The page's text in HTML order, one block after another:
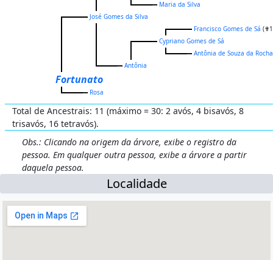
Maria da Silva
José Gomes da Silva
Francisco Gomes de Sá
Cypriano Gomes de Sá
Antônia de Souza da Rocha
Antônia
Fortunato
Rosa
Total de Ancestrais: 11 (máximo = 30: 2 avós, 4 bisavós, 8
trisavós, 16 tetravós).
Obs.: Clicando na origem da árvore, exibe o registro da
pessoa. Em qualquer outra pessoa, exibe a árvore a partir
daquela pessoa.
Localidade